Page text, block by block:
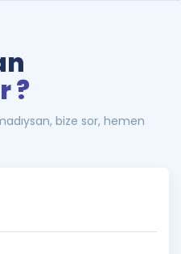
?
bize sor, hemen